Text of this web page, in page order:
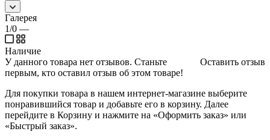
Галерея
1/0 —
Наличие
Оставить отзыв
У данного товара нет отзывов. Станьте
первым, кто оставил отзыв об этом товаре!
Для покупки товара в нашем интернет-магазине выберите
понравившийся товар и добавьте его в корзину. Далее
перейдите в Корзину и нажмите на «Оформить заказ» или
«Быстрый заказ».